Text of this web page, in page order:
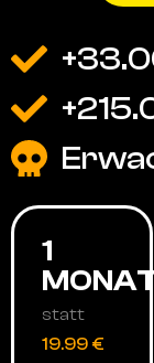
1
statt
19.99 €